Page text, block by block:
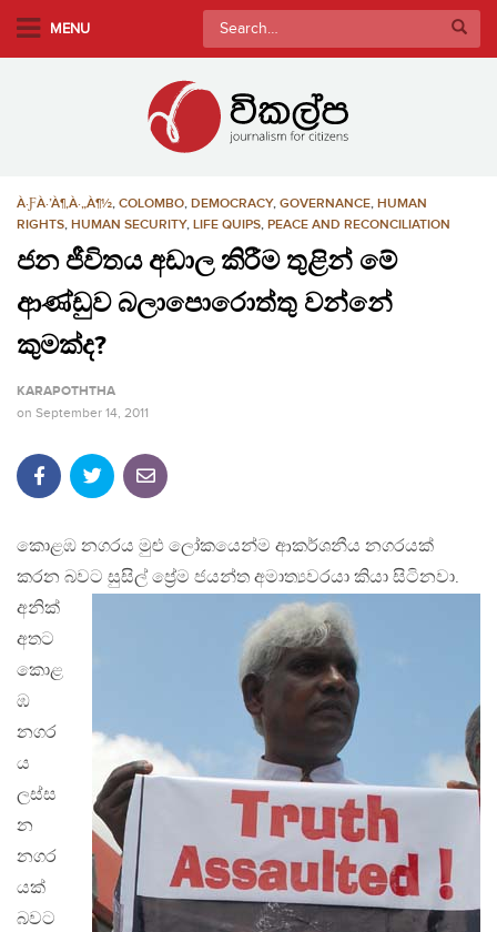
MENU
Search
for:
À·ƑÀ·’À¶‚À·„À¶½, COLOMBO, DEMOCRACY, GOVERNANCE, HUMAN
RIGHTS, HUMAN SECURITY, LIFE QUIPS, PEACE AND RECONCILIATION
ජන ජීවිතය අඩාල කිරීම තුළින් මේ
ආණ්ඩුව බලාපොරොත්තු වන්නේ
කුමක්ද?
KARAPOTHTHA
on September 14, 2011
කොළඹ නගරය මුළු ලෝකයෙන්ම ආකර්ශනීය නගරයක්
කරන බවට සුසිල් ප්‍රේම ජයන්ත අමාත්‍යවරයා කියා සිටිනවා.
අනික්
අතට
කොළ
ඹ
නගර
ය
ලස්ස
න
නගර
යක්
බවට